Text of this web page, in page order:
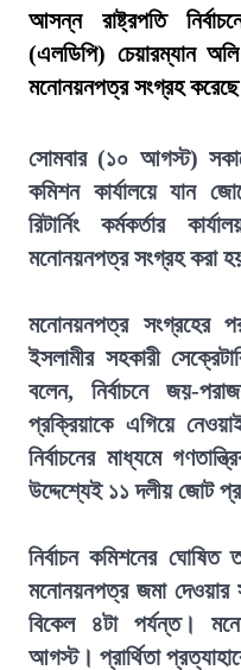
আসন্ন রাষ্ট্রপতি
(এলডিপি) চেয়ারম্যান
মনোনয়নপত্র সংগ্রহ
সোমবার (১০ আগস্ট)
কমিশন কার্যালয়ে যান
রিটার্নিং কর্মকর্তার
মনোনয়নপত্র সংগ্রহ করা
মনোনয়নপত্র সংগ্রহের
ইসলামীর সহকারী
বলেন, নির্বাচনে জয়-
প্রক্রিয়াকে এগিয়ে
নির্বাচনের মাধ্যমে
উদ্দেশ্যেই ১১ দলীয় জোট
নির্বাচন কমিশনের ঘোষিত
মনোনয়নপত্র জমা
বিকেল ৪টা পর্যন্ত।
আগস্ট। প্রার্থিতা